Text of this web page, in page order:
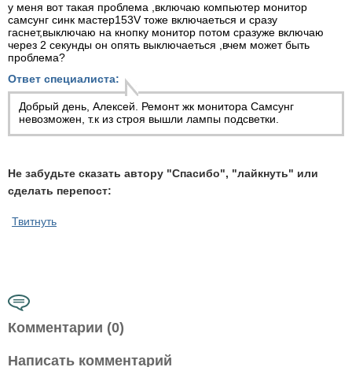
у меня вот такая проблема ,включаю компьютер монитор
самсунг синк мастер153V тоже включаеться и сразу
гаснет,выключаю на кнопку монитор потом сразуже включаю
через 2 секунды он опять выключаеться ,вчем может быть
проблема?
Ответ специалиста:
Добрый день, Алексей. Ремонт жк монитора Самсунг
невозможен, т.к из строя вышли лампы подсветки.
Не забудьте сказать автору "Спасибо", "лайкнуть" или
сделать перепост:
Твитнуть
Комментарии (0)
Написать комментарий